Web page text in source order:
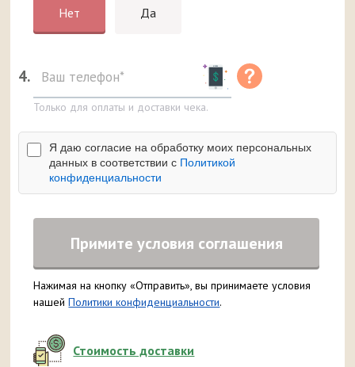
Нет Да
4.
Только для оплаты и доставки чека.
Я даю согласие на обработку моих персональных
данных в соответствии с Политикой
конфиденциальности
Примите условия соглашения
Нажимая на кнопку «Отправить», вы принимаете условия
нашейПолитики конфиденциальности.
Стоимость доставки